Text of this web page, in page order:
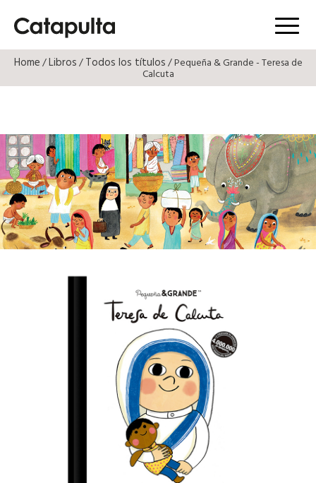
Menú
Home/Libros/Todos los títulos/ Pequeña & Grande - Teresa de
Calcuta